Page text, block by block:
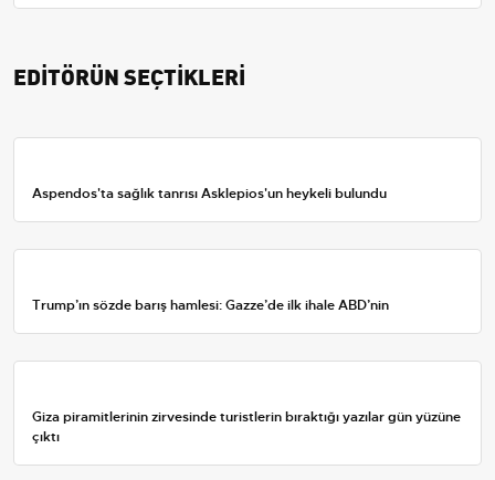
EDİTÖRÜN SEÇTİKLERİ
Aspendos'ta sağlık tanrısı Asklepios'un heykeli bulundu
Trump’ın sözde barış hamlesi: Gazze’de ilk ihale ABD’nin
Giza piramitlerinin zirvesinde turistlerin bıraktığı yazılar gün yüzüne
çıktı